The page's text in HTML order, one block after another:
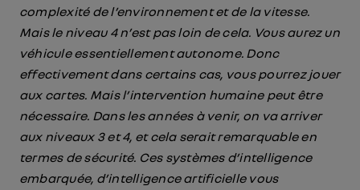
complexité de l’environnement et de la vitesse.
Mais le niveau 4 n’est pas loin de cela. Vous aurez un
véhicule essentiellement autonome. Donc
effectivement dans certains cas, vous pourrez jouer
aux cartes. Mais l’intervention humaine peut être
nécessaire. Dans les années à venir, on va arriver
aux niveaux 3 et 4, et cela serait remarquable en
termes de sécurité. Ces systèmes d’intelligence
embarquée, d’intelligence artificielle vous